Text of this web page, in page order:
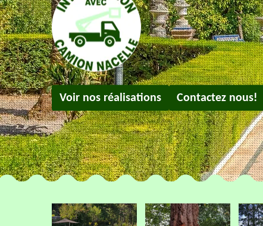
Voir nos réalisations Contactez nous!